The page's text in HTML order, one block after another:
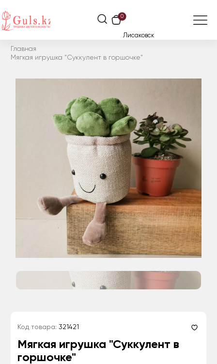
0
Лисаковск
Главная
Мягкая игрушка "Суккулент в горшочке"
Код товара: 321421
Мягкая игрушка "Суккулент в
горшочке"